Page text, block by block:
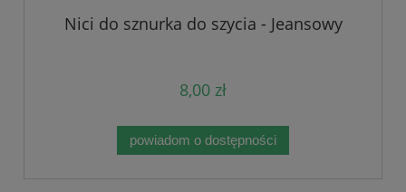
Nici do sznurka do szycia - Jeansowy
8,00 zł
powiadom o dostępności